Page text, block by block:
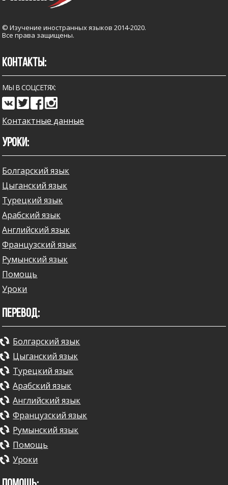
© Изучение иностранных языков 2014-2020.
Все права защищены.
УРОКИ:
Болгарский язык
Цыганский язык
Турецкий язык
Арабский язык
Английский язык
Французский язык
Румынский язык
Помощь
Уроки
ПЕРЕВОД:
Болгарский язык
Цыганский язык
Турецкий язык
Арабский язык
Английский язык
Французский язык
Румынский язык
Помощь
Уроки
КОНТАКТЫ:
МЫ В СОЦСЕТЯХ:
Контактные данные